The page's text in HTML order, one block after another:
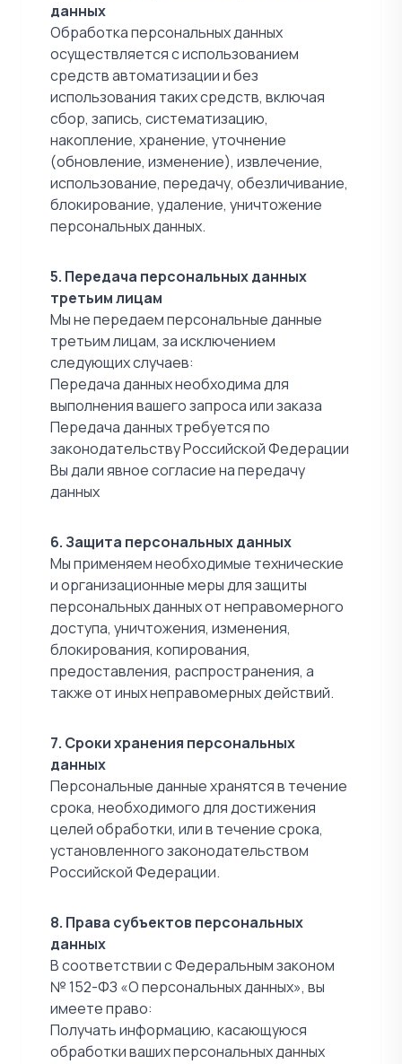
данных
Обработка персональных данных
осуществляется с использованием
средств автоматизации и без
использования таких средств, включая
сбор, запись, систематизацию,
накопление, хранение, уточнение
(обновление, изменение), извлечение,
использование, передачу, обезличивание,
блокирование, удаление, уничтожение
персональных данных.
5. Передача персональных данных
третьим лицам
Мы не передаем персональные данные
третьим лицам, за исключением
следующих случаев:
Передача данных необходима для
выполнения вашего запроса или заказа
Передача данных требуется по
законодательству Российской Федерации
Вы дали явное согласие на передачу
данных
6. Защита персональных данных
Мы применяем необходимые технические
и организационные меры для защиты
персональных данных от неправомерного
доступа, уничтожения, изменения,
блокирования, копирования,
предоставления, распространения, а
также от иных неправомерных действий.
7. Сроки хранения персональных
данных
Персональные данные хранятся в течение
срока, необходимого для достижения
целей обработки, или в течение срока,
установленного законодательством
Российской Федерации.
8. Права субъектов персональных
данных
В соответствии с Федеральным законом
№ 152-ФЗ «О персональных данных», вы
имеете право:
Получать информацию, касающуюся
обработки ваших персональных данных